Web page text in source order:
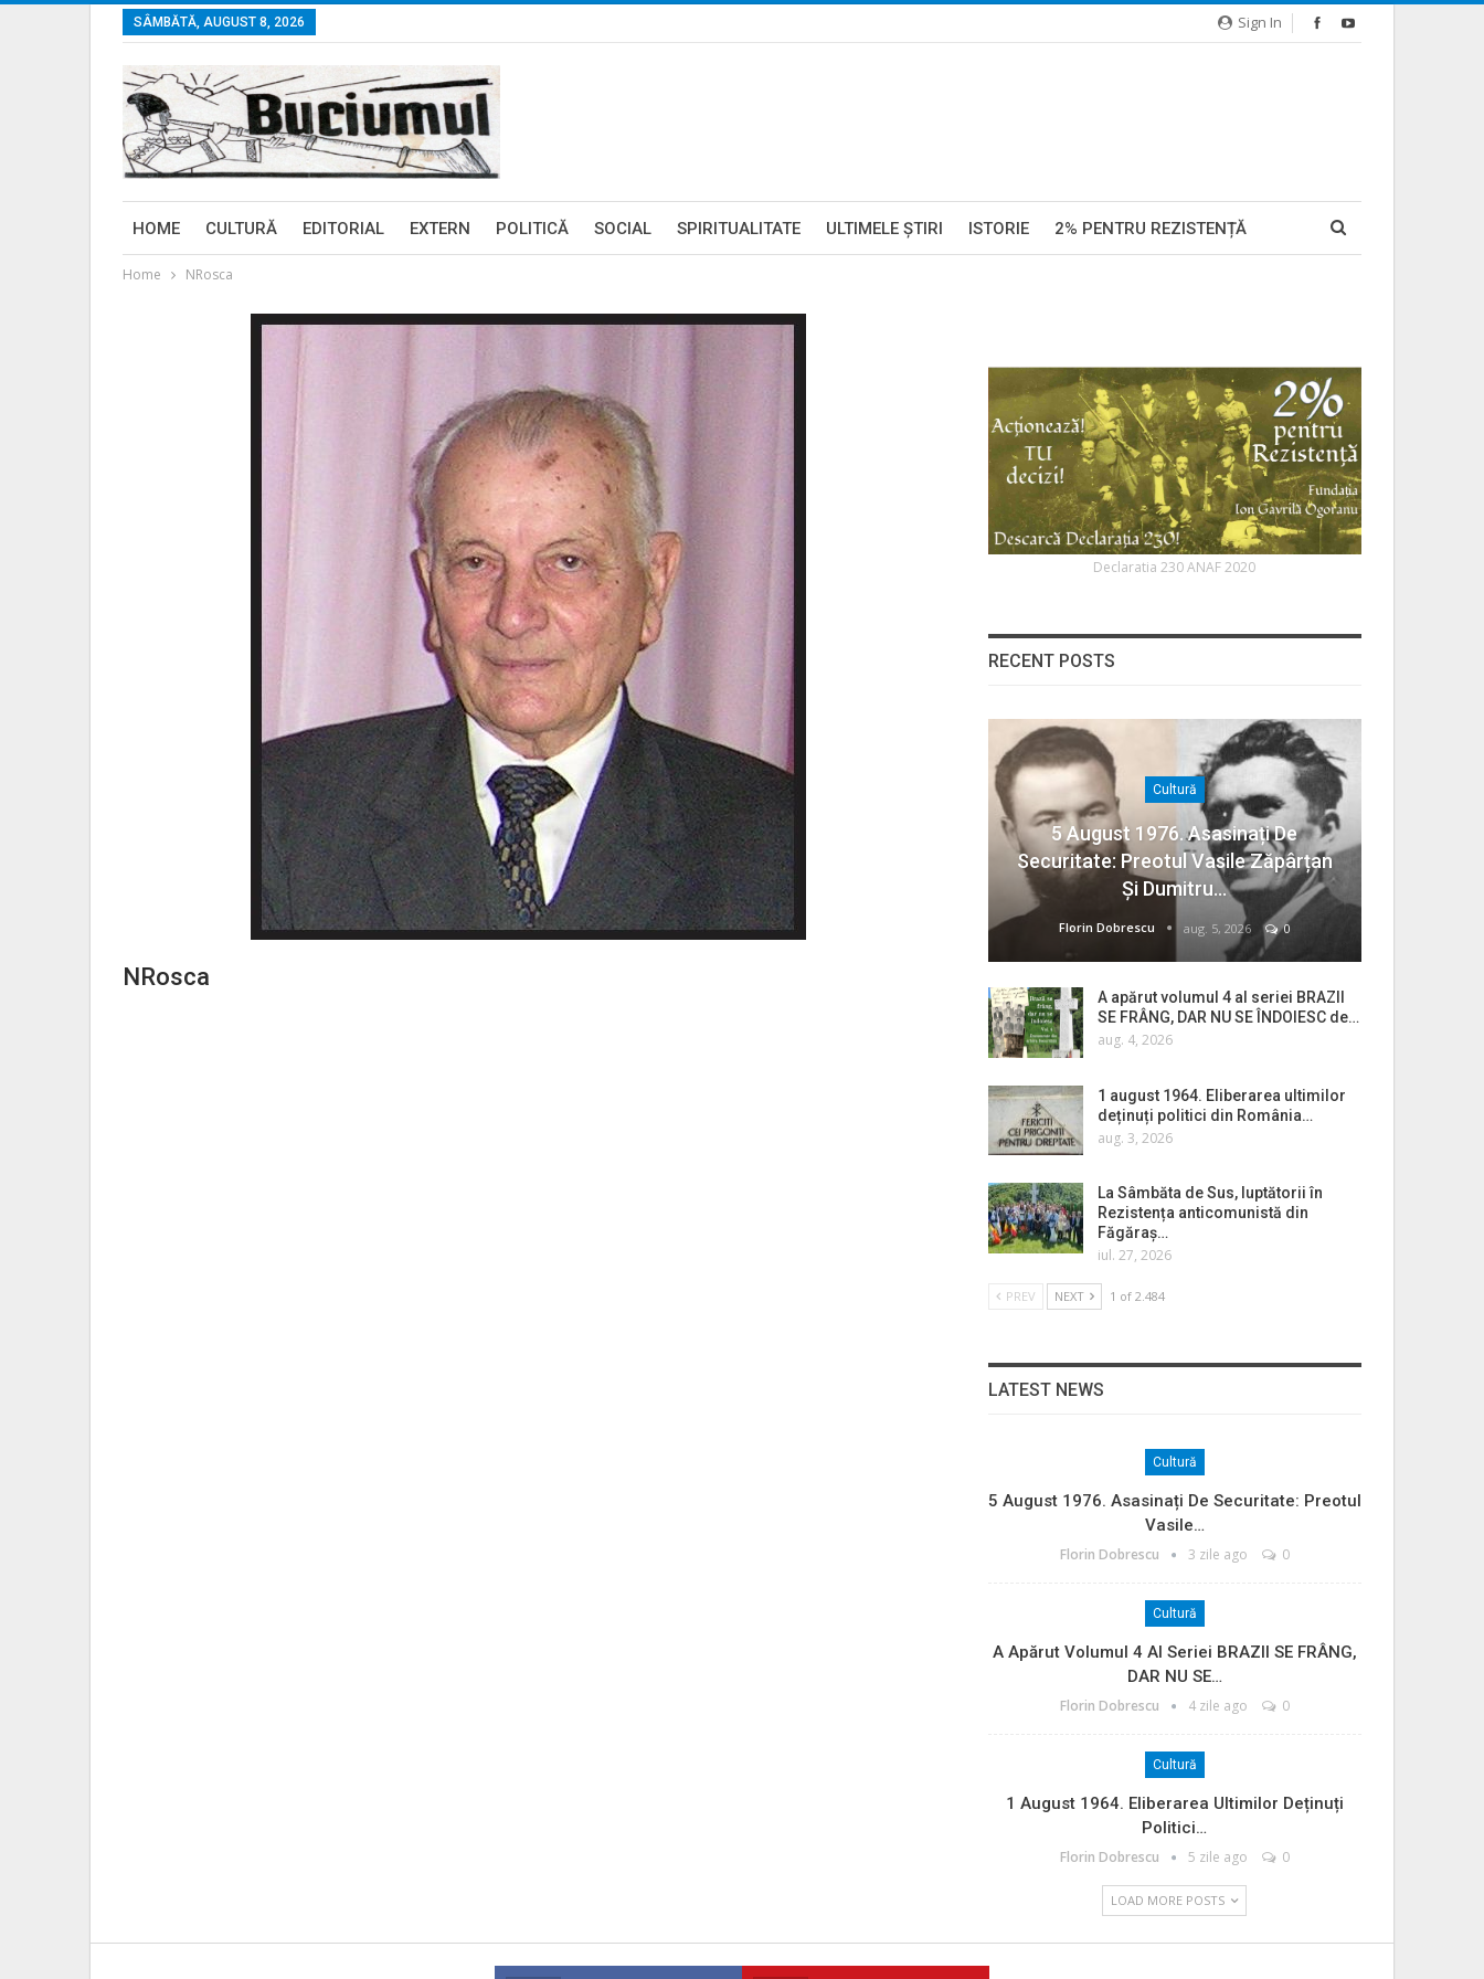
Sign In
SÂMBĂTĂ, AUGUST 8, 2026
HOME CULTURĂ EDITORIAL EXTERN POLITICĂ SOCIAL SPIRITUALITATE ULTIMELE ŞTIRI ISTORIE 2% PENTRU REZISTENȚĂ
Home NRosca
NRosca
Declaratia 230 ANAF 2020
RECENT POSTS
Cultură
5 August 1976. Asasinați De
Securitate: Preotul Vasile Zăpârțan
Și Dumitru…
Florin Dobrescu aug. 5, 2026 0
A apărut volumul 4 al seriei BRAZII
SE FRÂNG, DAR NU SE ÎNDOIESC de…
aug. 4, 2026
1 august 1964. Eliberarea ultimilor
deținuți politici din România…
aug. 3, 2026
La Sâmbăta de Sus, luptătorii în
Rezistența anticomunistă din
Făgăraș…
iul. 27, 2026
PREV NEXT 1 of 2.484
LATEST NEWS
Cultură
5 August 1976. Asasinați De Securitate: Preotul
Vasile…
Florin Dobrescu 3 zile ago 0
Cultură
A Apărut Volumul 4 Al Seriei BRAZII SE FRÂNG,
DAR NU SE…
Florin Dobrescu 4 zile ago 0
Cultură
1 August 1964. Eliberarea Ultimilor Deținuți
Politici…
Florin Dobrescu 5 zile ago 0
LOAD MORE POSTS